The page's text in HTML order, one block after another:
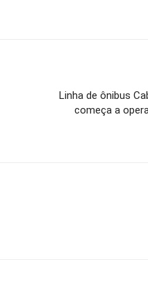
Linha de ônibus
começa a